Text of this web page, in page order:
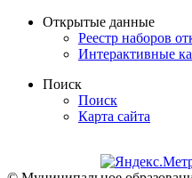
Открытые данные
Реестр наборов
Интерактивные
Поиск
Поиск
Карта сайта